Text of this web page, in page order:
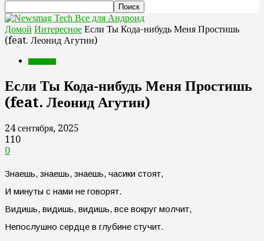
Все для Андроид
Домой Интересное Если Ты Кода-нибудь Меня Простишь
(feat. Леонид Агутин)
Если Ты Кода-нибудь Меня Простишь
(feat. Леонид Агутин)
24 сентября, 2025
110
0
Знаешь, знаешь, знаешь, часики стоят,
И минуты с нами не говорят.
Видишь, видишь, видишь, все вокруг молчит,
Непослушно сердце в глубине стучит.